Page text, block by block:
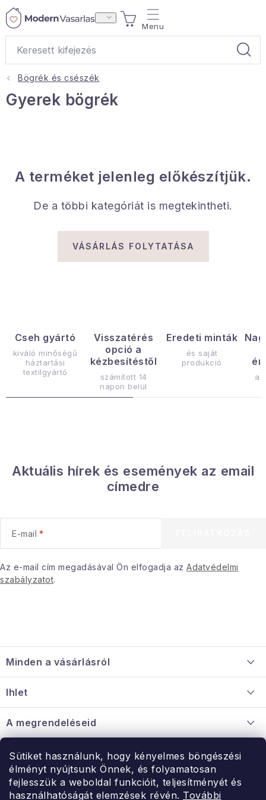
Sütiket használunk, hogy kényelmes böngészési
élményt nyújtsunk Önnek, és folyamatosan
fejlesszük a weboldal funkcióit, teljesítményét és
használhatóságát elemzések révén. További
Ugrás
KOSÁR
Ajándékok
Lakástextil
Háztartás
Hobbi és kert
Sport és szabadban
Gyermekeknek
Sziasztok, hív a nyár.
Karácsonyi esemény
Januári akció
Veľkoobchodná spolupráca
Érintkezés
Rólunk
Bögrék és csészék
Gyerek bögrék
A terméket jelenleg előkészítjük.
De a többi kategóriát is megtekintheti.
VÁSÁRLÁS FOLYTATÁSA
Cseh gyártó
kiváló minőségű
háztartási
textilgyártó
Visszatérés
opció a
kézbesítéstől
számított 14
napon belül
Eredeti minták
és saját
produkció
Aktuális hírek és események az email
címedre
E-mail
Az e-mail cím megadásával Ön elfogadja az Adatvédelmi
szabályzatot.
á
b
é
c
Minden a vásárlásról
Információ a mellékletről
Nagykereskedelmi együttműködés
Ihlet
A megrendeléseid
Érintkezés
Rendelésem
Érintkezés
Hé-Pé: 9:00-15:00